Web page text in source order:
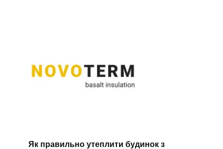
Як правильно утеплити будинок з